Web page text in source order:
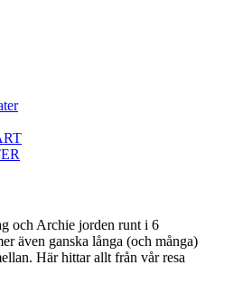
och Archie jorden runt i 6
även ganska långa (och många)
Här hittar allt från vår resa